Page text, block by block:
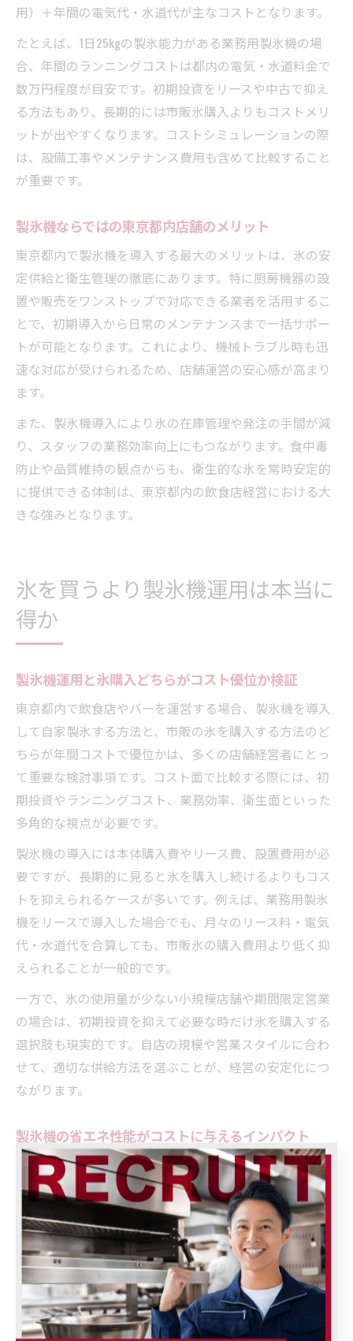
用）＋年間の電気代・水道代が主なコストとなります。
たとえば、1日25kgの製氷能力がある業務用製氷機の場
合、年間のランニングコストは都内の電気・水道料金で
数万円程度が目安です。初期投資をリースや中古で抑え
る方法もあり、長期的には市販氷購入よりもコストメリ
ットが出やすくなります。コストシミュレーションの際
は、設備工事やメンテナンス費用も含めて比較すること
が重要です。
製氷機ならではの東京都内店舗のメリット
東京都内で製氷機を導入する最大のメリットは、氷の安
定供給と衛生管理の徹底にあります。特に厨房機器の設
置や販売をワンストップで対応できる業者を活用するこ
とで、初期導入から日常のメンテナンスまで一括サポー
トが可能となります。これにより、機械トラブル時も迅
速な対応が受けられるため、店舗運営の安心感が高まり
ます。
また、製氷機導入により氷の在庫管理や発注の手間が減
り、スタッフの業務効率向上にもつながります。食中毒
防止や品質維持の観点からも、衛生的な氷を常時安定的
に提供できる体制は、東京都内の飲食店経営における大
きな強みとなります。
氷を買うより製氷機運用は本当に
得か
製氷機運用と氷購入どちらがコスト優位か検証
東京都内で飲食店やバーを運営する場合、製氷機を導入
して自家製氷する方法と、市販の氷を購入する方法のど
ちらが年間コストで優位かは、多くの店舗経営者にとっ
て重要な検討事項です。コスト面で比較する際には、初
期投資やランニングコスト、業務効率、衛生面といった
多角的な視点が必要です。
製氷機の導入には本体購入費やリース費、設置費用が必
要ですが、長期的に見ると氷を購入し続けるよりもコス
トを抑えられるケースが多いです。例えば、業務用製氷
機をリースで導入した場合でも、月々のリース料・電気
代・水道代を合算しても、市販氷の購入費用より低く抑
えられることが一般的です。
一方で、氷の使用量が少ない小規模店舗や期間限定営業
の場合は、初期投資を抑えて必要な時だけ氷を購入する
選択肢も現実的です。自店の規模や営業スタイルに合わ
せて、適切な供給方法を選ぶことが、経営の安定化につ
ながります。
製氷機の省エネ性能がコストに与えるインパクト
近年の業務用製氷機は、省エネ性能の向上が著しく、従
来機種と比較して電気代の削減が期待できます。東京都
の飲食店で使用される業務用製氷機の場合、1日あたりの
電気代は数百円程度に収まる機種も増えており、年間を
通してみると大きなコスト削減効果を発揮します。
省エネ製品を選定することで、環境負荷の低減だけでな
く、水道代やメンテナンスコストも抑えられる点が大き
なメリットです。例えば、省エネ型製氷機は断熱性が高